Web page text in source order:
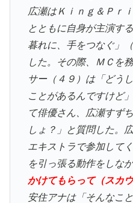
広瀬はＫｉｎｇ＆Ｐｒ
とともに自身が主演す
暮れに、手をつなぐ」
した。その際、ＭＣを
サー（４９）は「どう
ことがあるんですけど
て俳優さん、広瀬すず
しょ？」と質問した。
エキストラで参加して
を引っ張る動作をしな
かけてもらって（スカ
安住アナは「そんなこ